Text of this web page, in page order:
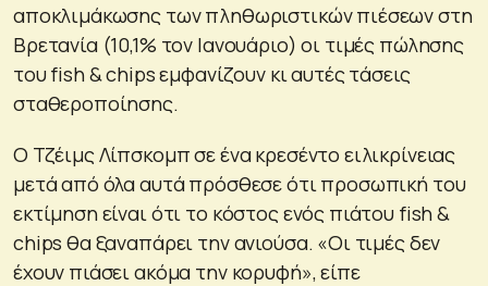
αποκλιμάκωσης των πληθωριστικών πιέσεων στη
Βρετανία (10,1% τον Ιανουάριο) οι τιμές πώλησης
του fish & chips εμφανίζουν κι αυτές τάσεις
σταθεροποίησης.
Ο Τζέιμς Λίπσκομπ σε ένα κρεσέντο ειλικρίνειας
μετά από όλα αυτά πρόσθεσε ότι προσωπική του
εκτίμηση είναι ότι το κόστος ενός πιάτου fish &
chips θα ξαναπάρει την ανιούσα. «Οι τιμές δεν
έχουν πιάσει ακόμα την κορυφή», είπε